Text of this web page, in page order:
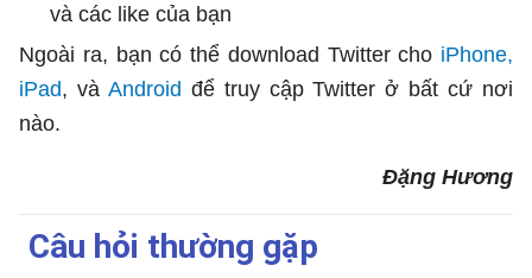
và các like của bạn
Ngoài ra, bạn có thể download Twitter cho iPhone,
iPad, và Android để truy cập Twitter ở bất cứ nơi
nào.
Đặng Hương
Câu hỏi thường gặp